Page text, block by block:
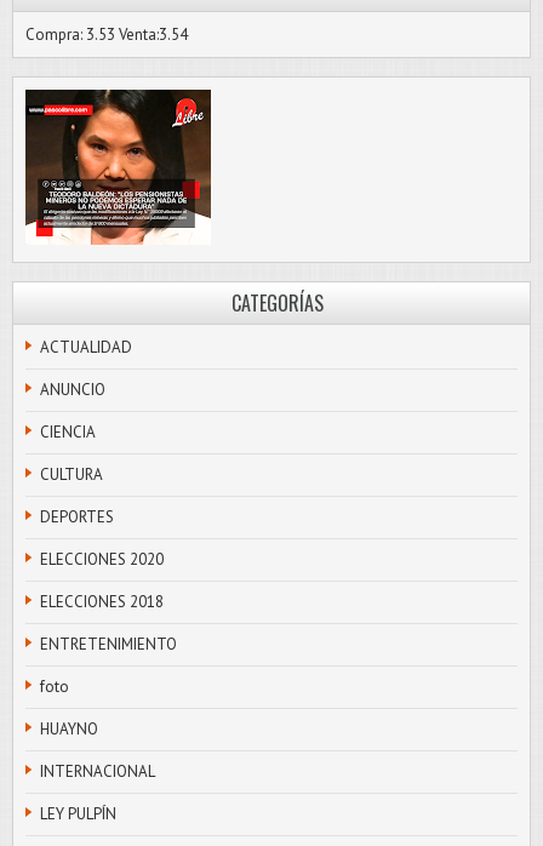
Compra: 3.53 Venta:3.54
CATEGORÍAS
ACTUALIDAD
ANUNCIO
CIENCIA
CULTURA
DEPORTES
ELECCIONES 2020
ELECCIONES 2018
ENTRETENIMIENTO
foto
HUAYNO
INTERNACIONAL
LEY PULPÍN